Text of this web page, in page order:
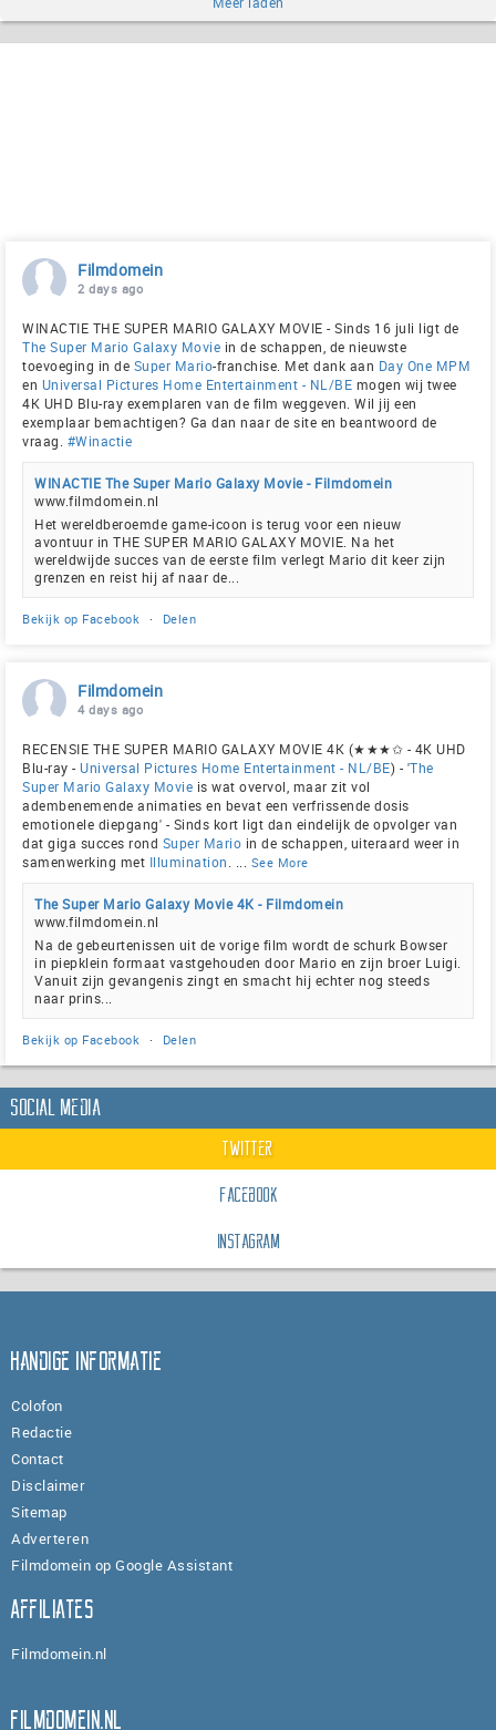
Filmdomein
2 days ago
WINACTIE THE SUPER MARIO GALAXY MOVIE - Sinds 16 juli ligt de
The Super Mario Galaxy Movie in de schappen, de nieuwste
toevoeging in de Super Mario-franchise. Met dank aan Day One MPM
en Universal Pictures Home Entertainment - NL/BE mogen wij twee
4K UHD Blu-ray exemplaren van de film weggeven. Wil jij een
exemplaar bemachtigen? Ga dan naar de site en beantwoord de
vraag. #Winactie
WINACTIE The Super Mario Galaxy Movie - Filmdomein
www.filmdomein.nl
Het wereldberoemde game-icoon is terug voor een nieuw
avontuur in THE SUPER MARIO GALAXY MOVIE. Na het
wereldwijde succes van de eerste film verlegt Mario dit keer zijn
grenzen en reist hij af naar de...
Bekijk op Facebook · Delen
Filmdomein
4 days ago
RECENSIE THE SUPER MARIO GALAXY MOVIE 4K (★★★✩ - 4K UHD
Blu-ray - Universal Pictures Home Entertainment - NL/BE) - 'The
Super Mario Galaxy Movie is wat overvol, maar zit vol
adembenemende animaties en bevat een verfrissende dosis
emotionele diepgang' - Sinds kort ligt dan eindelijk de opvolger van
dat giga succes rond Super Mario in de schappen, uiteraard weer in
samenwerking met Illumination See More
The Super Mario Galaxy Movie 4K - Filmdomein
www.filmdomein.nl
Na de gebeurtenissen uit de vorige film wordt de schurk Bowser
in piepklein formaat vastgehouden door Mario en zijn broer Luigi.
Vanuit zijn gevangenis zingt en smacht hij echter nog steeds
naar prins...
Bekijk op Facebook · Delen
Social Media
Twitter
Facebook
Instagram
Handige informatie
Colofon
Redactie
Contact
Disclaimer
Sitemap
Adverteren
Filmdomein op Google Assistant
Affiliates
Filmdomein.nl
Filmdomein.nl